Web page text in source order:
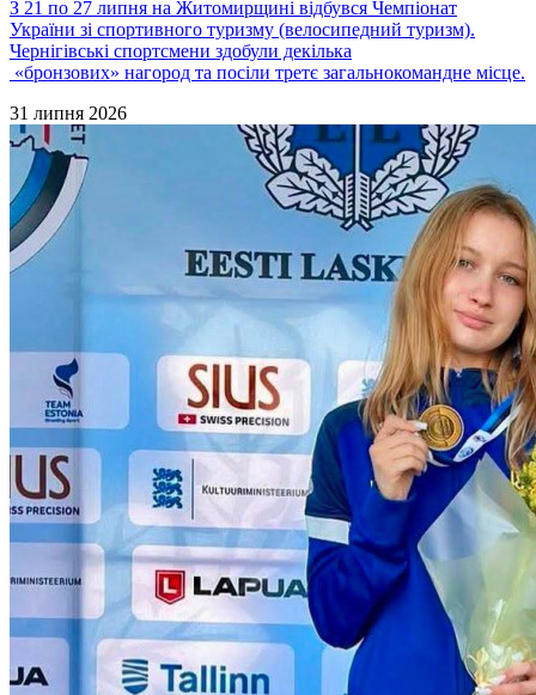
З 21 по 27 липня на Житомирщині відбувся Чемпіонат
України зі спортивного туризму (велосипедний туризм).
Чернігівські спортсмени здобули декілька
«бронзових» нагород та посіли третє загальнокомандне місце.
31 липня 2026